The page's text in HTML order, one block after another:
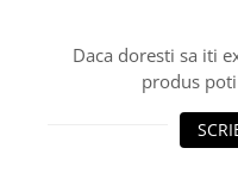
Daca doresti sa iti
produs